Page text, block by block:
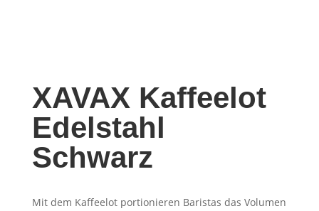
XAVAX Kaf­fee­lot
Edel­stahl
Schwarz
Mit dem Kaffeelot portionieren Baristas das Volumen